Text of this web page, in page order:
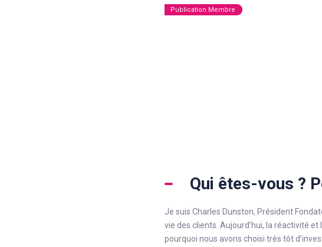
Publication Membre
Qui êtes-vous ?
Je suis Charles Dunston, Président
vie des clients. Aujourd’hui, la réactivité
pourquoi nous avons choisi très tôt